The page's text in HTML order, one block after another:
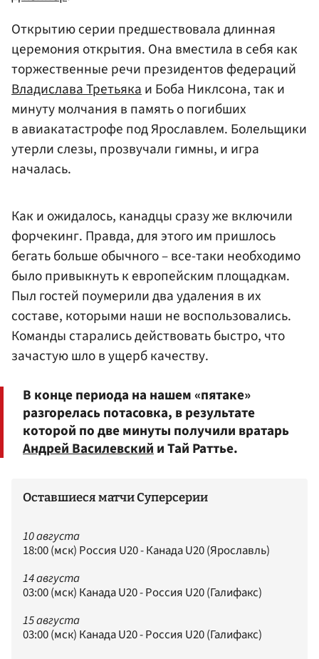
Открытию серии предшествовала длинная
церемония открытия. Она вместила в себя как
торжественные речи президентов федераций
Владислава Третьякаи Боба Никлсона, так и
минуту молчания в память о погибших
в авиакатастрофе под Ярославлем. Болельщики
утерли слезы, прозвучали гимны, и игра
началась.
Как и ожидалось, канадцы сразу же включили
форчекинг. Правда, для этого им пришлось
бегать больше обычного – все-таки необходимо
было привыкнуть к европейским площадкам.
Пыл гостей поумерили два удаления в их
составе, которыми наши не воспользовались.
Команды старались действовать быстро, что
зачастую шло в ущерб качеству.
В конце периода на нашем «пятаке»
разгорелась потасовка, в результате
которой по две минуты получили вратарь
Андрей Василевскийи Тай Раттье.
Оставшиеся матчи Суперсерии
10 августа
18:00 (мск) Россия U20 - Канада U20 (Ярославль)
14 августа
03:00 (мск) Канада U20 - Россия U20 (Галифакс)
15 августа
03:00 (мск) Канада U20 - Россия U20 (Галифакс)